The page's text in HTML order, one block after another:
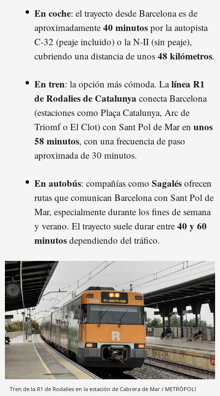
En coche: el trayecto desde Barcelona es de
aproximadamente 40 minutos por la autopista
C-32 (peaje incluido) o la N-II (sin peaje),
cubriendo una distancia de unos 48 kilómetros.
En tren: la opción más cómoda. Lalínea R1
de Rodalies de Catalunya conecta Barcelona
(estaciones como Plaça Catalunya, Arc de
Triomf o El Clot) con Sant Pol de Mar en unos
58 minutos, con una frecuencia de paso
aproximada de 30 minutos.
En autobús: compañías como Sagalés ofrecen
rutas que comunican Barcelona con Sant Pol de
Mar, especialmente durante los fines de semana
y verano. El trayecto suele durar entre 40 y 60
minutos dependiendo del tráfico.
Tren de la R1 de Rodalies en la estación de Cabrera de Mar / METRÓPOLI